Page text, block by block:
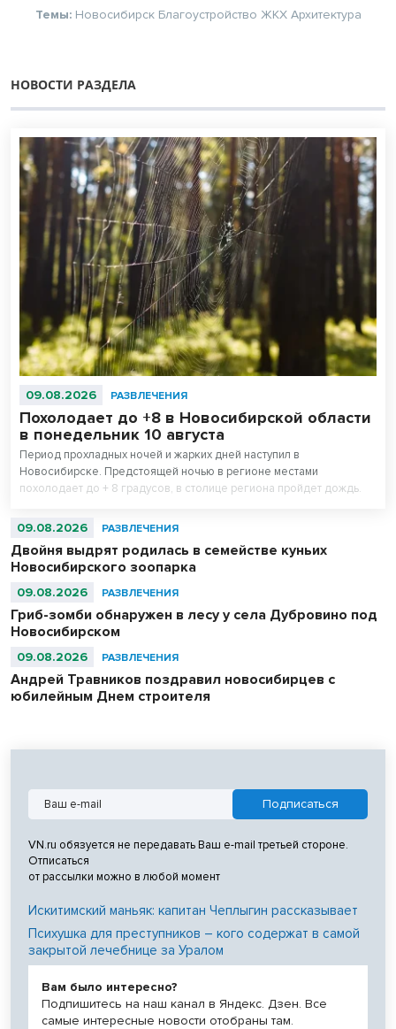
Темы: Новосибирск Благоустройство ЖКХ Архитектура
НОВОСТИ РАЗДЕЛА
09.08.2026 РАЗВЛЕЧЕНИЯ
Похолодает до +8 в Новосибирской области
в понедельник 10 августа
Период прохладных ночей и жарких дней наступил в
Новосибирске. Предстоящей ночью в регионе местами
похолодает до + 8 градусов, в столице региона пройдет дождь.
09.08.2026 РАЗВЛЕЧЕНИЯ
Двойня выдрят родилась в семействе куньих
Новосибирского зоопарка
09.08.2026 РАЗВЛЕЧЕНИЯ
Гриб-зомби обнаружен в лесу у села Дубровино под
Новосибирском
09.08.2026 РАЗВЛЕЧЕНИЯ
Андрей Травников поздравил новосибирцев с
юбилейным Днем строителя
VN.ru обязуется не передавать Ваш e-mail третьей стороне.
Отписаться
от рассылки можно в любой момент
Искитимский маньяк: капитан Чеплыгин рассказывает
Психушка для преступников – кого содержат в самой
закрытой лечебнице за Уралом
Вам было интересно?
Подпишитесь на наш канал в Яндекс. Дзен. Все
самые интересные новости отобраны там.